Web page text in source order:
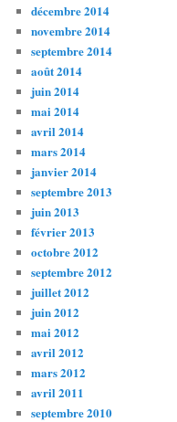
décembre 2014
novembre 2014
septembre 2014
août 2014
juin 2014
mai 2014
avril 2014
mars 2014
janvier 2014
septembre 2013
juin 2013
février 2013
octobre 2012
septembre 2012
juillet 2012
juin 2012
mai 2012
avril 2012
mars 2012
avril 2011
septembre 2010